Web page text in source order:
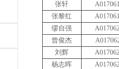
张轩
张黎红
缪自强
曾俊杰
刘辉
杨志晖